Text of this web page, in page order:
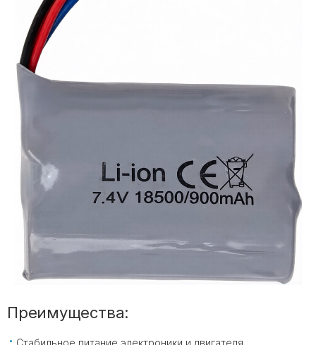
Преимущества:
Стабильное питание электроники и двигателя